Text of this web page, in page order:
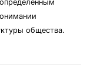
общества.